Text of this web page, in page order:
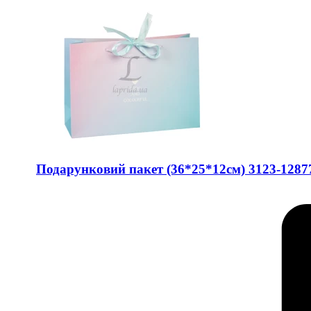
Подарунковий пакет (36*25*12см) 3123-